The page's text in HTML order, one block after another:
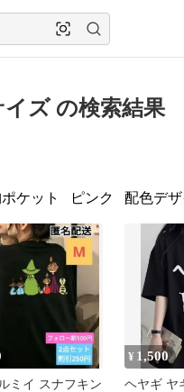
ズ の検索結果
ケット ピンク 配色デ
ミイ スナフキン
¥ 1,500
ヘヤギ ヤ